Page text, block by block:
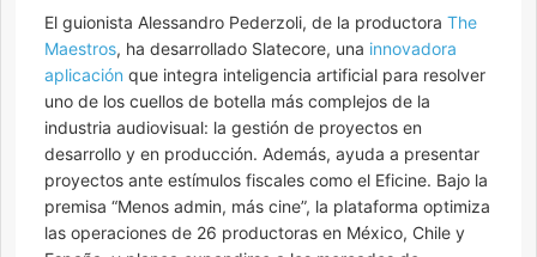
El guionista Alessandro Pederzoli, de la productora The
Maestros, ha desarrollado Slatecore, una innovadora
aplicación que integra inteligencia artificial para resolver
uno de los cuellos de botella más complejos de la
industria audiovisual: la gestión de proyectos en
desarrollo y en producción. Además, ayuda a presentar
proyectos ante estímulos fiscales como el Eficine. Bajo la
premisa “Menos admin, más cine”, la plataforma optimiza
las operaciones de 26 productoras en México, Chile y